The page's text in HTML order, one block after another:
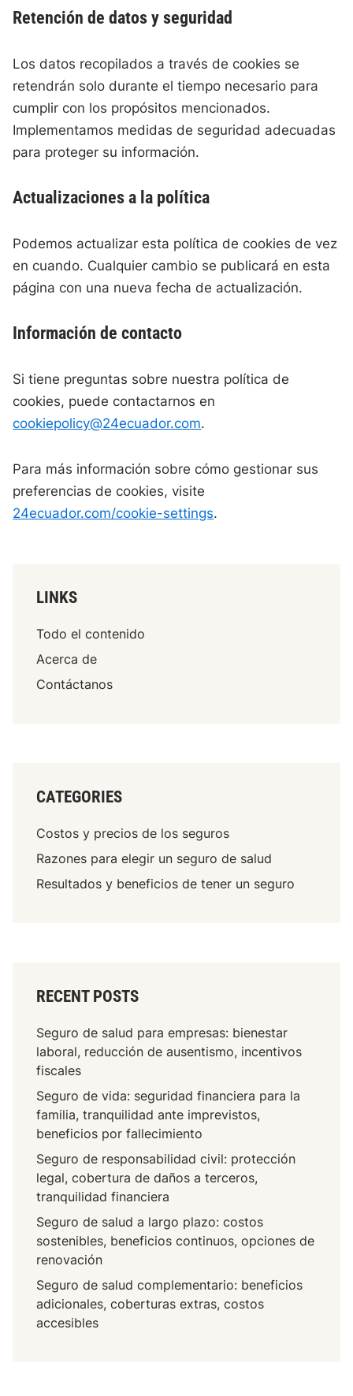
Retención de datos y seguridad
Los datos recopilados a través de cookies se
retendrán solo durante el tiempo necesario para
cumplir con los propósitos mencionados.
Implementamos medidas de seguridad adecuadas
para proteger su información.
Actualizaciones a la política
Podemos actualizar esta política de cookies de vez
en cuando. Cualquier cambio se publicará en esta
página con una nueva fecha de actualización.
Información de contacto
Si tiene preguntas sobre nuestra política de
cookies, puede contactarnos en
cookiepolicy@24ecuador.com.
Para más información sobre cómo gestionar sus
preferencias de cookies, visite
24ecuador.com/cookie-settings.
LINKS
Todo el contenido
Acerca de
Contáctanos
CATEGORIES
Costos y precios de los seguros
Razones para elegir un seguro de salud
Resultados y beneficios de tener un seguro
RECENT POSTS
Seguro de salud para empresas: bienestar
laboral, reducción de ausentismo, incentivos
fiscales
Seguro de vida: seguridad financiera para la
familia, tranquilidad ante imprevistos,
beneficios por fallecimiento
Seguro de responsabilidad civil: protección
legal, cobertura de daños a terceros,
tranquilidad financiera
Seguro de salud a largo plazo: costos
sostenibles, beneficios continuos, opciones de
renovación
Seguro de salud complementario: beneficios
adicionales, coberturas extras, costos
accesibles